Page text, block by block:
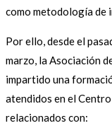
como metodología de
Por ello, desde el
marzo, la Asociación
impartido una
atendidos en el
relacionados con: